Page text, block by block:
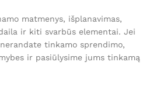
matmenys, išplanavimas,
ir kiti svarbūs elementai. Jei
tinkamo sprendimo,
ir pasiūlysime jums tinkamą